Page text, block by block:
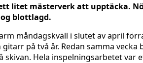
litet mästerverk att upptäcka.
blottlagd.
måndagskväll i slutet av april
på två år. Redan samma
Hela inspelningsarbetet